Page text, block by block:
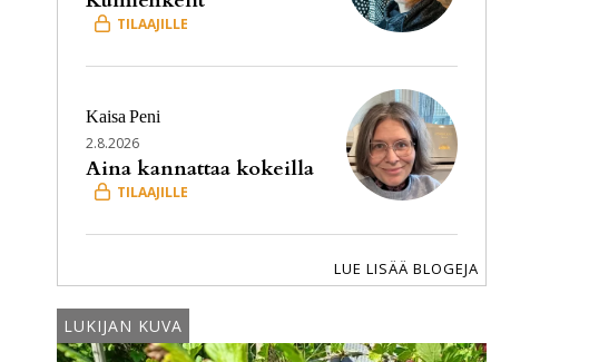
Kaisa Peni
2.8.2026
Aina kannattaa kokeilla
LUE LISÄÄ BLOGEJA
LUKIJAN KUVA